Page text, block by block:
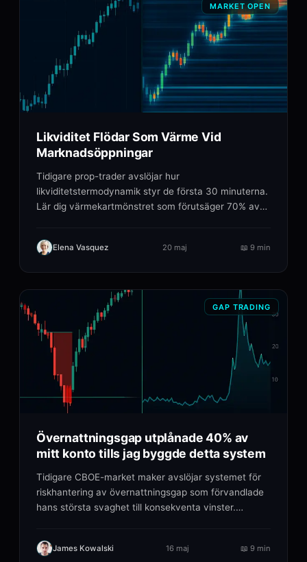
MARKET OPEN
Likviditet Flödar Som Värme Vid
Marknadsöppningar
Tidigare prop-trader avslöjar hur
likviditetstermodynamik styr de första 30 minuterna.
Lär dig värmekartmönstret som förutsäger 70% av
Elena Vasquez 20 maj 📖 9 min
GAP TRADING
Övernattningsgap utplånade 40% av
mitt konto tills jag byggde detta system
Tidigare CBOE-market maker avslöjar systemet för
riskhantering av övernattningsgap som förvandlade
hans största svaghet till konsekventa vinster.
James Kowalski 16 maj 📖 9 min